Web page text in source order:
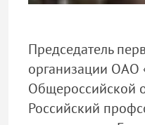
Председатель
организации ОАО
Общероссийской
Российский